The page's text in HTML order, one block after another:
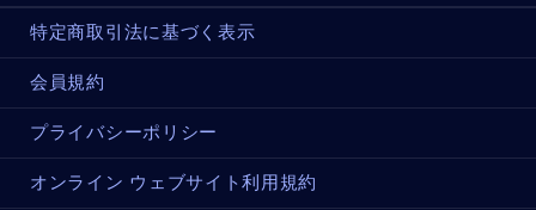
特定商取引法に基づく表示
会員規約
プライバシーポリシー
オンライン ウェブサイト利用規約